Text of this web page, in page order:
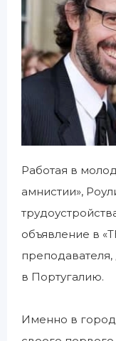
Работая в
амнистии»,
объявление в
в Португалию.
Именно в